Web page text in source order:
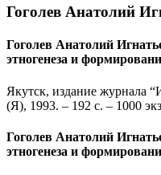
Гоголев Анатолий
Гоголев Анатолий
этногенеза и
Якутск, издание журнала
(Я), 1993. – 192 с. – 1000
Гоголев Анатолий
этногенеза и